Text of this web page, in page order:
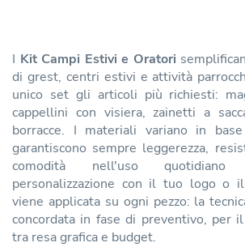
I Kit Campi Estivi e Oratori
di grest, centri estivi e attività
unico set gli articoli più richiesti:
cappellini con visiera, zainetti a
borracce. I materiali variano in
garantiscono sempre leggerezza,
comodità nell'uso
personalizzazione con il tuo logo o
viene applicata su ogni pezzo: la
concordata in fase di preventivo, per
tra resa grafica e budget.